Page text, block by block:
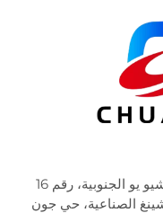
Add: الرقم 601-2، المبنى 13، حديقة شيو يو الجنوبية، رقم 16
الصناعية، حي جون